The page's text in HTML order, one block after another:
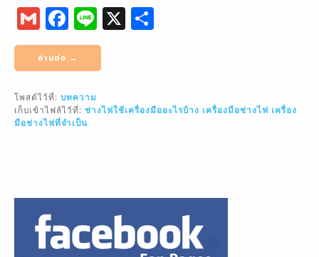
G
m
ai
l
F
a
c
e
b
o
Li
n
e
X
อ่านต่อ →
โพสต์ไว้ที่: บทความ
เก็บเข้าไฟล์ไว้ที่: ช่างไฟใช้เครื่องมืออะไรบ้าง เครื่องมือช่างไฟ เครื่อง
มือช่างไฟที่จำเป็น